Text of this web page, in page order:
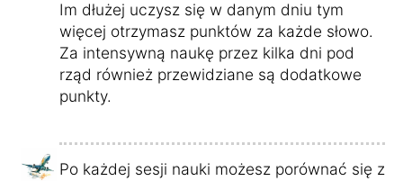
Im dłużej uczysz się w danym dniu tym
więcej otrzymasz punktów za każde słowo.
Za intensywną naukę przez kilka dni pod
rząd również przewidziane są dodatkowe
punkty.
Po każdej sesji nauki możesz porównać się z